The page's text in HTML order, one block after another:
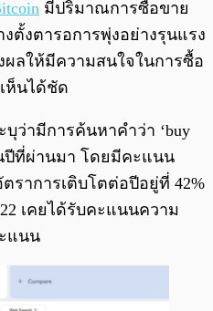
มีปริมาณการซื้อขาย
ตั้งตารอการพุ่งอย่างรุนแรง
ผลให้มีความสนใจในการซื้อ
ห็นได้ชัด
บุว่ามีการค้นหาคำว่า ‘buy
ปีที่ผ่านมา โดยมีคะแนน
ราการเติบโตต่อปีอยู่ที่ 42%
เคยได้รับคะแนนความ
แนน